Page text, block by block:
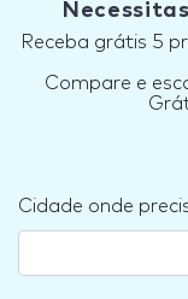
Receba grátis 5
Compare e
Cidade onde